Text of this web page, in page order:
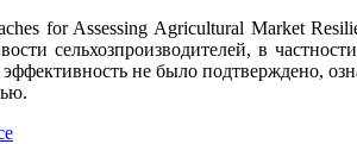
Agricultural Market
сельхозпроизводителей, в
не было подтверждено,